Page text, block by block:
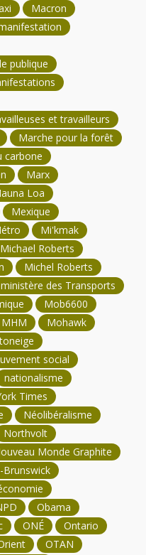
Macron
publique
et travailleurs
Marche pour la forêt
carbone
Marx
Loa
Mexique
Mi'kmak
Michael Roberts
Michel Roberts
ministère des Transports
Mob6600
Mohawk
social
nationalisme
Times
Néolibéralisme
Northvolt
Monde Graphite
Brunswick
Obama
ONÉ
Ontario
OTAN